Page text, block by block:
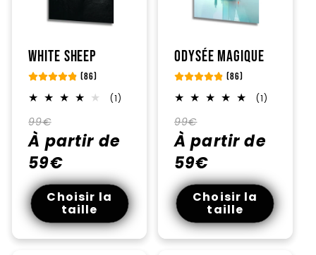
White sheep
(86)
(1)
Prix
habituel
99€
promotionnel
À partir de
59€
Choisir la
taille
Odysée Magique
(86)
(1)
Prix
habituel
99€
promotionnel
À partir de
59€
Choisir la
taille